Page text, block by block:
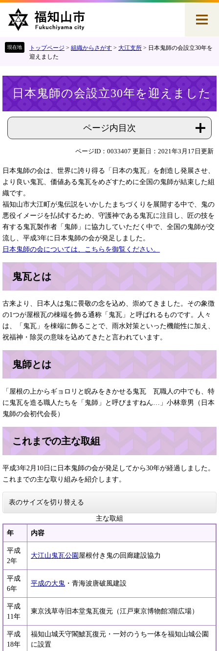
す
し
トップページ > 組織からさがす > 大江支所 > 日本鬼師の会設立30年を
迎えました
日本鬼師の会設立30年を迎えました
ページ内目次
ページID：0033407 更新日：2021年3月17日更新
日本鬼師の会は、世界に誇り得る「日本の鬼瓦」を創造し発展させ、
より良い鬼瓦、価値ある鬼瓦をめざすために全国の鬼師が結束した組
織です。
福知山市大江町が鬼伝説をいかしたまちづくりを展開する中で、鬼の
悪役イメージを払拭するため、守護神である鬼瓦に注目し、匠の技を
有する鬼瓦製作者「鬼師」に協力していただく中で、全国の鬼師が交
流し、平成3年に日本鬼師の会が発足しました。
日本鬼師の会については、こちらを御覧ください。
鬼瓦とは
古来より、日本人は鬼に畏敬の念を込め、崇めてきました。その象徴
の1つが屋根瓦の棟端を飾る通称「鬼瓦」と呼ばれるものです。人々
は、「鬼瓦」を棟端に飾ることで、雨水対策といった機能性に加え、
祝福神・除災の意味を込めてきたと言われています。
鬼師とは
「屋根の上からギョロリと睨みをきかせる鬼瓦 瓦職人の中でも、特
に鬼瓦を造る職人たちを「鬼師」と呼びますねん…」小林章男（日本
鬼師の会初代会長）
これまでの主な取組
平成3年2月10日に日本鬼師の会が発足してから30年が経過しました。
これまでの主な取り組みを紹介します。
表のサイズを切り替える
主な取組
年
内容
平成
2年
大江山鬼瓦公園 屋根付き鬼の回廊建設協力
平成
6年
平成の大鬼 ・青海波唐破風建設
平成
11年
東京浅草寺旧本堂鬼瓦復元（江戸東京博物館3階広場）
平成
18年
福知山城天守閣鯱瓦復元・一対のうち一体を福知山城公園
に設置